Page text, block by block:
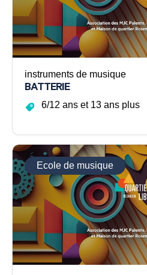
instruments de musique
BATTERIE
6/12 ans et 13 ans plus
Ecole de musique